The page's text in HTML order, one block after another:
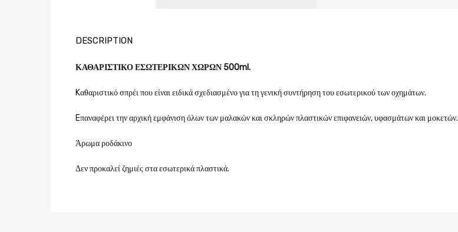
DESCRIPTION
ΚΑΘΑΡΙΣΤΙΚΟ ΕΣΩΤΕΡΙΚΩΝ ΧΩΡΩΝ 500ml.
Kαθαριστικό σπρέι που είναι ειδικά σχεδιασμένο για τη γενική συντήρηση του εσωτερικού των οχημάτων.
Eπαναφέρει την αρχική εμφάνιση όλων των μαλακών και σκληρών πλαστικών επιφανειών, υφασμάτων και μοκετών.
Άρωμα ροδάκινο
Δεν προκαλεί ζημιές στα εσωτερικά πλαστικά.